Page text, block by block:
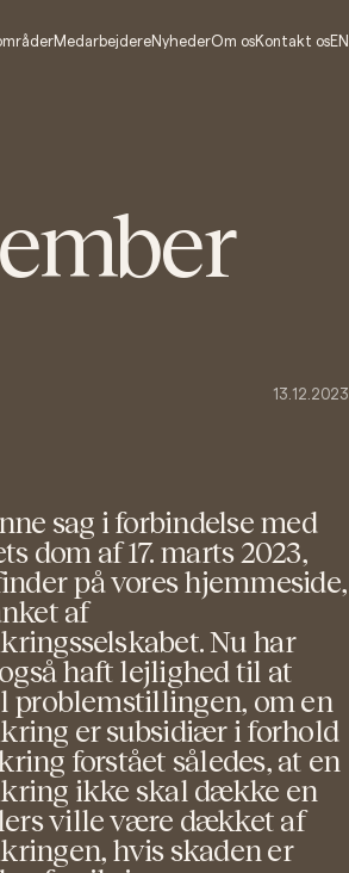
MedarbejdereNyhederOm osKontakt osEN
13.12.2023
sag i forbindelse med
dom af 17. marts 2023,
på vores hjemmeside,
af
Nu har
haft lejlighed til at
problemstillingen, om en
er subsidiær i forhold
forstået således, at en
ikke skal dække en
ville være dækket af
hvis skaden er